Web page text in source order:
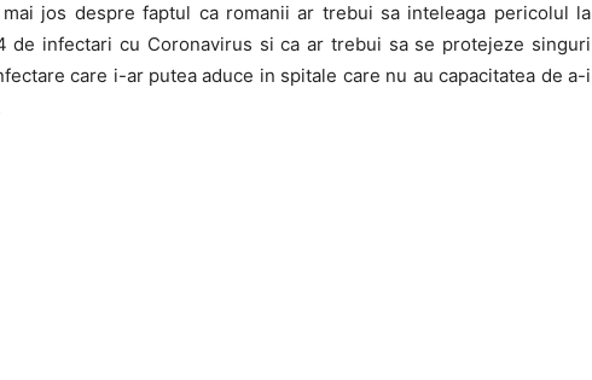
jos despre faptul ca romanii ar trebui sa inteleaga pericolul la
de infectari cu Coronavirus si ca ar trebui sa se protejeze singuri
care i-ar putea aduce in spitale care nu au capacitatea de a-i